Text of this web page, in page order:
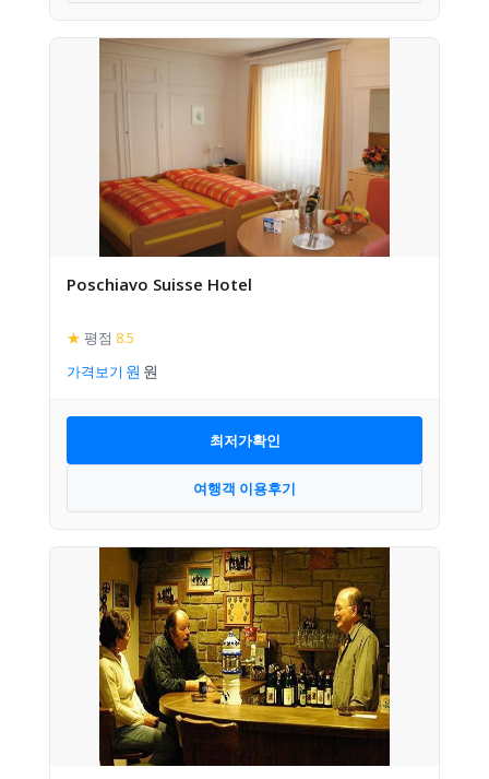
Poschiavo Suisse Hotel
★ 평점 8.5
가격보기
최저가확인
여행객 이용후기